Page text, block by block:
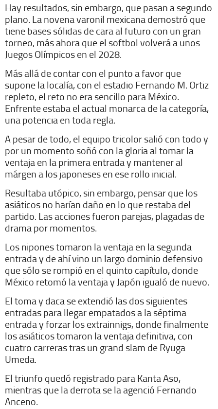
Hay resultados, sin embargo, que pasan a segundo
plano. La novena varonil mexicana demostró que
tiene bases sólidas de cara al futuro con un gran
torneo, más ahora que el softbol volverá a unos
Juegos Olímpicos en el 2028.
Más allá de contar con el punto a favor que
supone la localía, con el estadio Fernando M. Ortiz
repleto, el reto no era sencillo para México.
Enfrente estaba el actual monarca de la categoría,
una potencia en toda regla.
A pesar de todo, el equipo tricolor salió con todo y
por un momento soñó con la gloria al tomar la
ventaja en la primera entrada y mantener al
márgen a los japoneses en ese rollo inicial.
Resultaba utópico, sin embargo, pensar que los
asiáticos no harían daño en lo que restaba del
partido. Las acciones fueron parejas, plagadas de
drama por momentos.
Los nipones tomaron la ventaja en la segunda
entrada y de ahí vino un largo dominio defensivo
que sólo se rompió en el quinto capítulo, donde
México retomó la ventaja y Japón igualó de nuevo.
El toma y daca se extendió las dos siguientes
entradas para llegar empatados a la séptima
entrada y forzar los extrainnigs, donde finalmente
los asiáticos tomaron la ventaja definitiva, con
cuatro carreras tras un grand slam de Ryuga
Umeda.
El triunfo quedó registrado para Kanta Aso,
mientras que la derrota se la agenció Fernando
Anceno.